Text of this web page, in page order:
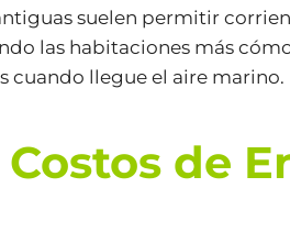
suelen permitir
las habitaciones más
cuando llegue el aire marino.
de